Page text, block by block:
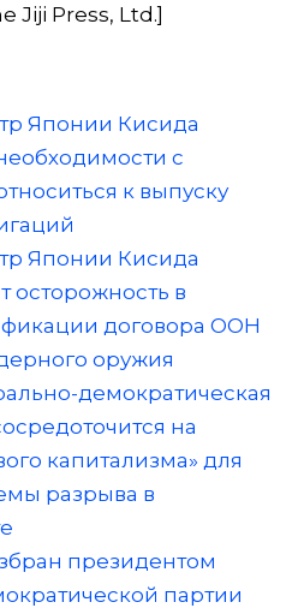
Jiji Press, Ltd.]
Японии Кисида
с
к выпуску
Японии Кисида
осторожность в
договора ООН
оружия
демократическая
на
капитализма» для
разрыва в
президентом
партии